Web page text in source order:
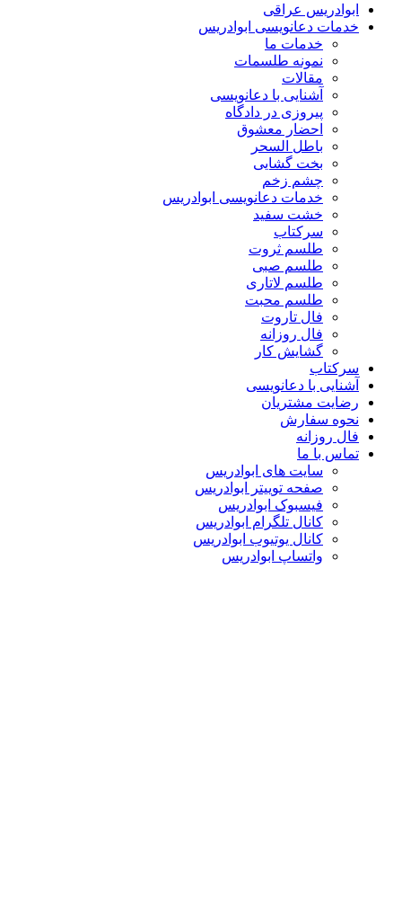
ابوادریس عراقی
خدمات دعانویسی ابوادریس
خدمات ما
نمونه طلسمات
مقالات
آشنایی با دعانویسی
پیروزی در دادگاه
احضار معشوق
باطل السحر
بخت گشایی
چشم زخم
خدمات دعانویسی ابوادریس
خشت سفید
سرکتاب
طلسم ثروت
طلسم صبی
طلسم لاتاری
طلسم محبت
فال تاروت
فال روزانه
گشایش کار
سرکتاب
آشنایی با دعانویسی
رضایت مشتریان
نحوه سفارش
فال روزانه
تماس با ما
سایت های ابوادریس
صفحه توییتر ابوادریس
فیسبوک ابوادریس
کانال تلگرام ابوادریس
کانال یوتیوب ابوادریس
واتساپ ابوادریس